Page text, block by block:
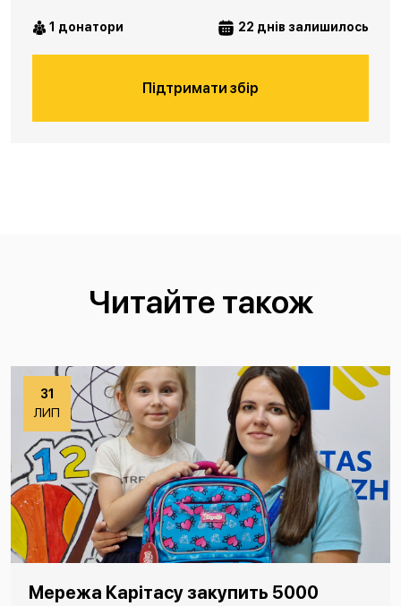
1 донатори 22 днів залишилось
Підтримати збір
Читайте також
31
ЛИП
Мережа Карітасу закупить 5000